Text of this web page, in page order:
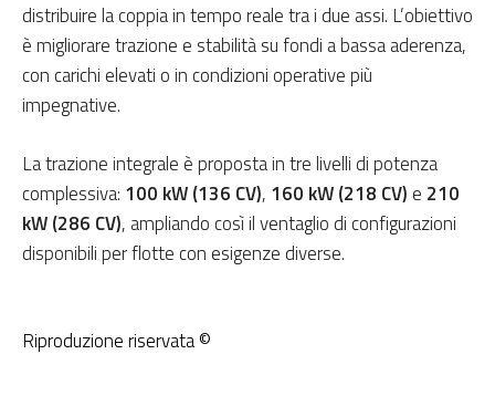
distribuire la coppia in tempo reale tra i due assi. L’obiettivo
è migliorare trazione e stabilità su fondi a bassa aderenza,
con carichi elevati o in condizioni operative più
impegnative.
La trazione integrale è proposta in tre livelli di potenza
complessiva: 100 kW (136 CV), 160 kW (218 CV) e 210
kW (286 CV), ampliando così il ventaglio di configurazioni
disponibili per flotte con esigenze diverse.
Riproduzione riservata ©